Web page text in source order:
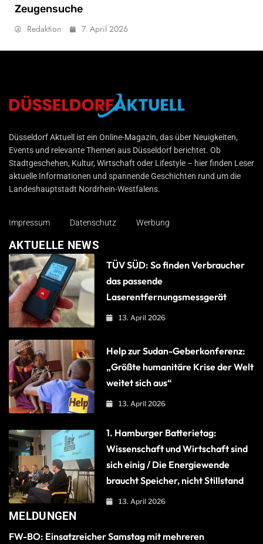
Zeugensuche
Redaktion 7. April 2026
Düsseldorf Aktuell
Düsseldorf Aktuell ist ein Online-Magazin, das über Neuigkeiten,
Events und relevante Themen aus Düsseldorf berichtet. Ob
Stadtgeschehen, Kultur, Wirtschaft oder Lifestyle – hier finden Leser
aktuelle Informationen und spannende Geschichten rund um die
Landeshauptstadt Nordrhein-Westfalens.
Impressum Datenschutz Werbung
AKTUELLE NEWS
TÜV SÜD: So finden Verbraucher
das passende
Laserentfernungsmessgerät
13. April 2026
Help zur Sudan-Geberkonferenz:
„Größte humanitäre Krise der Welt
weitet sich aus“
13. April 2026
1. Hamburger Batterietag:
Wissenschaft und Wirtschaft sind
sich einig / Die Energiewende
braucht Speicher, nicht Stillstand
13. April 2026
MELDUNGEN
FW-BO: Einsatzreicher Samstag mit mehreren